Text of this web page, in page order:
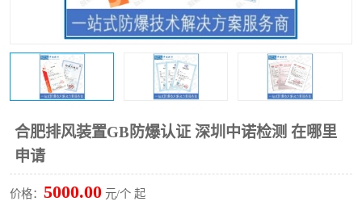
合肥排风装置GB防爆认证 深圳中诺检测 在哪里
申请
价格： 5000.00 元/个 起
防爆电气检测机构 防爆合格证代理机构